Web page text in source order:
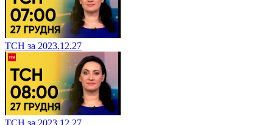
ТСН за 2023.12.27
ТСН за 2023.12.27